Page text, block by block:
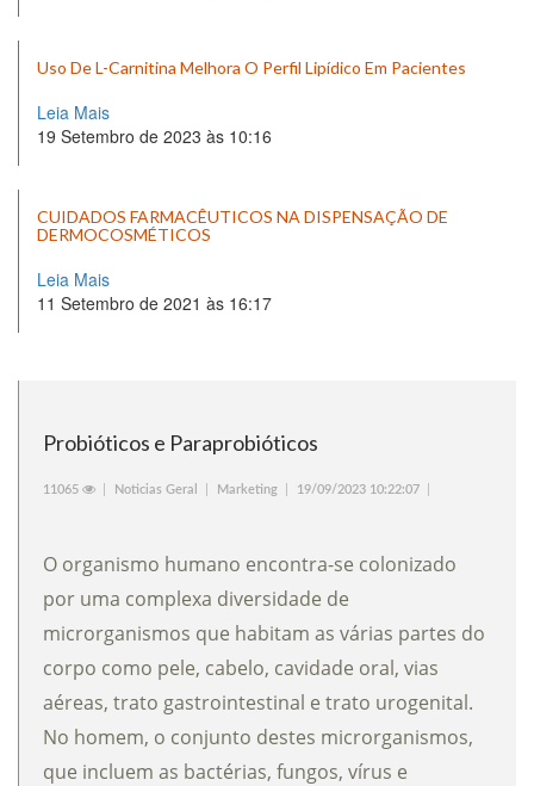
Uso De L-Carnitina Melhora O Perfil Lipídico Em Pacientes
Leia Mais
19 Setembro de 2023 às 10:16
CUIDADOS FARMACÊUTICOS NA DISPENSAÇÃO DE
DERMOCOSMÉTICOS
Leia Mais
11 Setembro de 2021 às 16:17
Probióticos e Paraprobióticos
11065 Noticias Geral Marketing 19/09/2023 10:22:07
O organismo humano encontra-se colonizado
por uma complexa diversidade de
microrganismos que habitam as várias partes do
corpo como pele, cabelo, cavidade oral, vias
aéreas, trato gastrointestinal e trato urogenital.
No homem, o conjunto destes microrganismos,
que incluem as bactérias, fungos, vírus e